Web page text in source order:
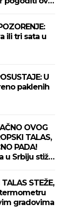
ili tri sata u
U
paklenih
OVOG
TALAS,
PADA!
u Srbiju stiže
STEŽE,
termometru
gradovima